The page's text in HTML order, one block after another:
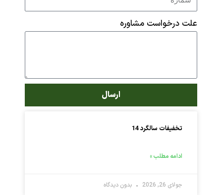
درخواست مشاوره
تخفیفات سالگرد 14
ادامه مطلب »
بدون دیدگاه